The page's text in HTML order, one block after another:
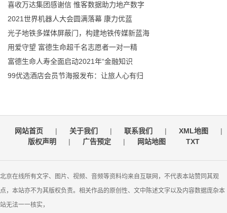
喜收万达集团感谢信 惟客数据助力地产数字
2021世界机器人大会圆满落幕 康力优蓝
光子地铁多媒体屏蔽门，构建地铁传媒新蓝海
用爱守望 富德生命超千名志愿者一对一精
富德生命人寿全面启动2021年“金融知识
99优选酒店会员节海报发布：让旅人心有归
网站首页 | 关于我们 | 联系我们 | XML地图
|
版权声明
| 广告预定 | 网站地图 TXT
北京在线所有文字、图片、视频、音频等资料均来自互联网，不代表本站赞同其观
点，本站亦不为其版权负责。相关作品的原创性、文中陈述文字以及内容数据庞杂本
站无法一一核实，